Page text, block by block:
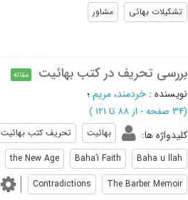
تشکیلات بهائی
مشاور
بررسی تحریف در کتب بهائیت مقاله
نویسنده : خردمند، مریم؛
(‎34 صفحه - از 88 تا 121 )
کلیدواژه ها: بهائیت تحریف کتب بهائیت
Baha u llah
Baha’i Faith
the New Age
The Barber Memoir
Contradictions